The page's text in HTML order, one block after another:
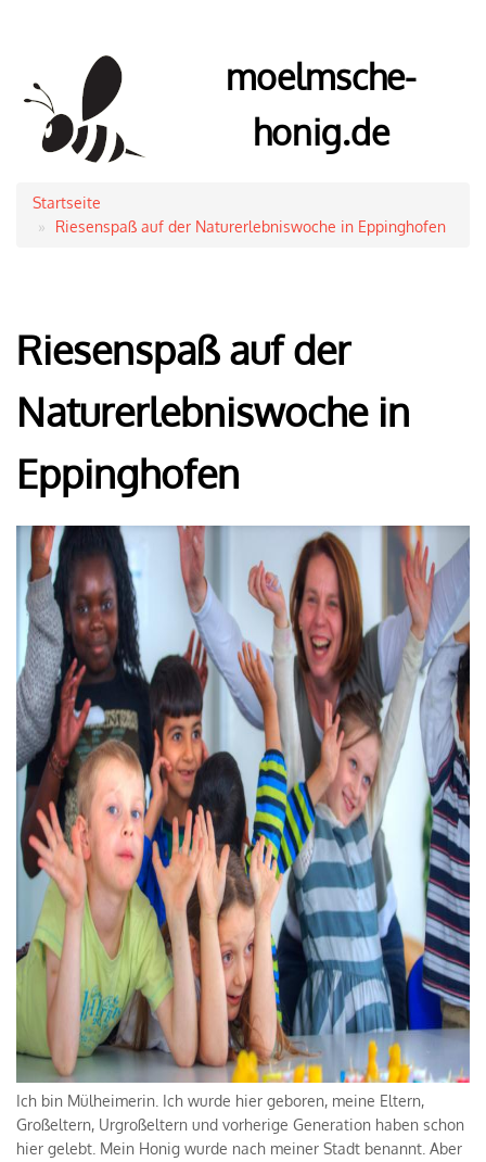
moelmsche-
honig.de
Pfadnavigation
Startseite
Riesenspaß auf der Naturerlebniswoche in Eppinghofen
Riesenspaß auf der
Naturerlebniswoche in
Eppinghofen
Ich bin Mülheimerin. Ich wurde hier geboren, meine Eltern,
Großeltern, Urgroßeltern und vorherige Generation haben schon
hier gelebt. Mein Honig wurde nach meiner Stadt benannt. Aber